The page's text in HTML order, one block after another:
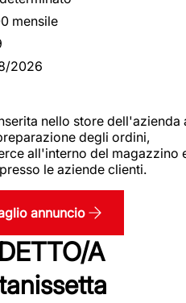
mensile
2026
nello store dell'azienda
degli ordini,
all'interno del magazzino
le aziende clienti.
annuncio
A